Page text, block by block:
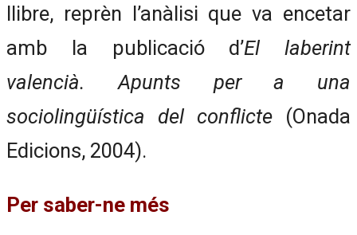
llibre, reprèn l’anàlisi que va encetar
amb la publicació d’El laberint
valencià. Apunts per a una
sociolingüística del conflicte (Onada
Edicions, 2004).
Per saber-ne més